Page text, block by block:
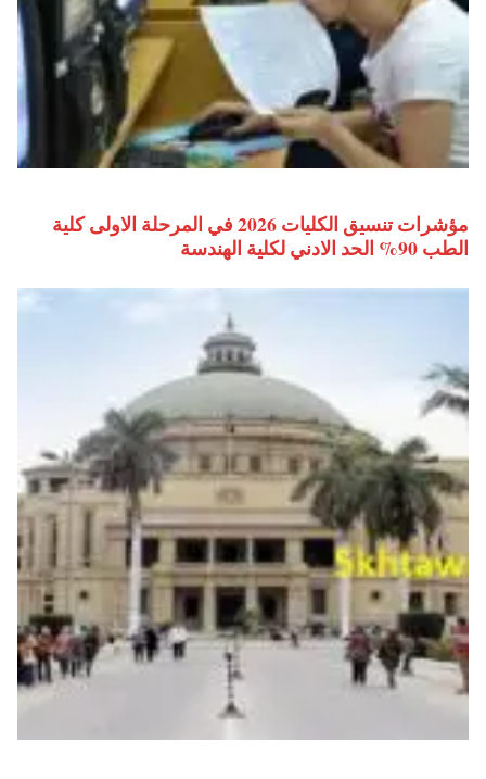
مؤشرات تنسيق الكليات 2026 في المرحلة الاولى كلية
الطب 90% الحد الادني لكلية الهندسة